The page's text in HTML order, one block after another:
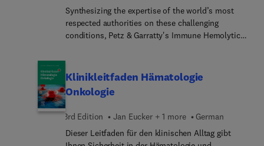
Synthesizing the expertise of the world’s most
respected authorities on these challenging
conditions, Petz & Garratty's Immune Hemolytic
hematologists, pathologists, transfusion medicine
fellows, residents, and laboratory healthcare
professionals. This extensively revised text
laboratory tests as well as all of today's best
diagnostic and treatment methods for the full
Klinikleitfaden Hämatologie
Onkologie
3rd Edition Jan Eucker + 1 more
German
Dieser Leitfaden für den klinischen Alltag gibt